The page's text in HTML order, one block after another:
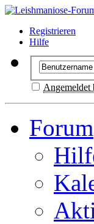
Registrieren
Hilfe
Angemeldet
Forum